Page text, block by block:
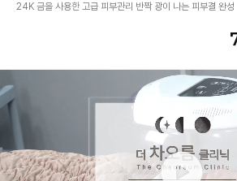
24K 금을 사용한 고급 피부관리 반짝 광이 나는 피부결 완성